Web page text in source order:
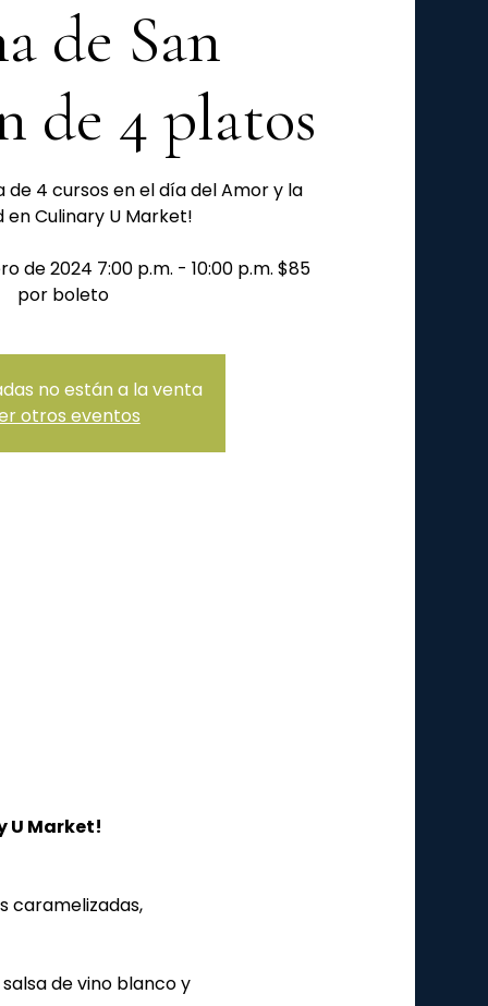
de San
de 4 platos
de 4 cursos en el día del Amor y la
en Culinary U Market!
de 2024 7:00 p.m. - 10:00 p.m. $85
por boleto
no están a la venta
otros eventos
U Market!